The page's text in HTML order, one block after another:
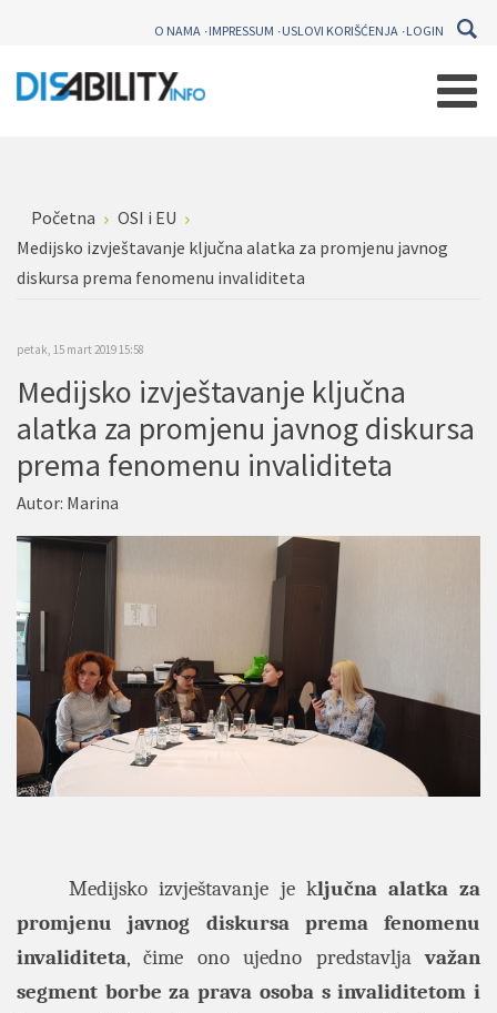
O NAMA IMPRESSUM USLOVI KORIŠĆENJA LOGIN
Početna
OSI i EU
Medijsko izvještavanje ključna alatka za promjenu javnog
diskursa prema fenomenu invaliditeta
petak, 15 mart 2019 15:58
Medijsko izvještavanje ključna
alatka za promjenu javnog diskursa
prema fenomenu invaliditeta
Autor: Marina
Medijsko izvještavanje je ključna alatka za
promjenu javnog diskursa prema fenomenu
invaliditeta, čime ono ujedno predstavljavažan
segment borbe za prava osoba s invaliditetom i